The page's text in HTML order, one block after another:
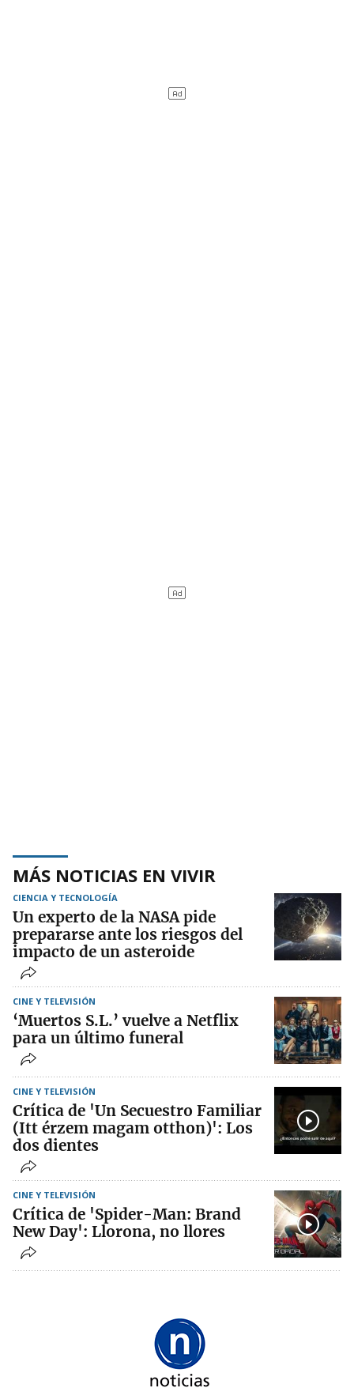
MÁS NOTICIAS EN VIVIR
CIENCIA Y TECNOLOGÍA
Un experto de la NASA pide
prepararse ante los riesgos del
impacto de un asteroide
CINE Y TELEVISIÓN
‘Muertos S.L.’ vuelve a Netflix
para un último funeral
CINE Y TELEVISIÓN
Crítica de 'Un Secuestro Familiar
(Itt érzem magam otthon)': Los
dos dientes
CINE Y TELEVISIÓN
Crítica de 'Spider-Man: Brand
New Day': Llorona, no llores